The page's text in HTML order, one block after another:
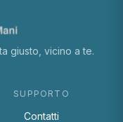
giusto, vicino a te.
SUPPORTO
Contatti